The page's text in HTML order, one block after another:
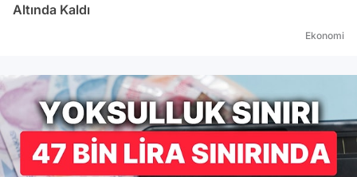
Altında Kaldı
Ekonomi